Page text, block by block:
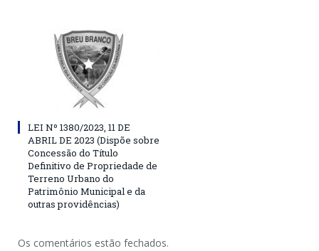
LEI Nº 1380/2023, 11 DE
ABRIL DE 2023 (Dispõe sobre
Concessão do Título
Definitivo de Propriedade de
Terreno Urbano do
Patrimônio Municipal e da
outras providências)
Os comentários estão fechados.